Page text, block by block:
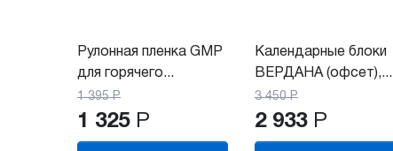
Рулонная пленка GMP
для горячего...
1 395 Р
1 325 Р
Календарные блоки
ВЕРДАНА (офсет),...
3 450 Р
2 933 Р